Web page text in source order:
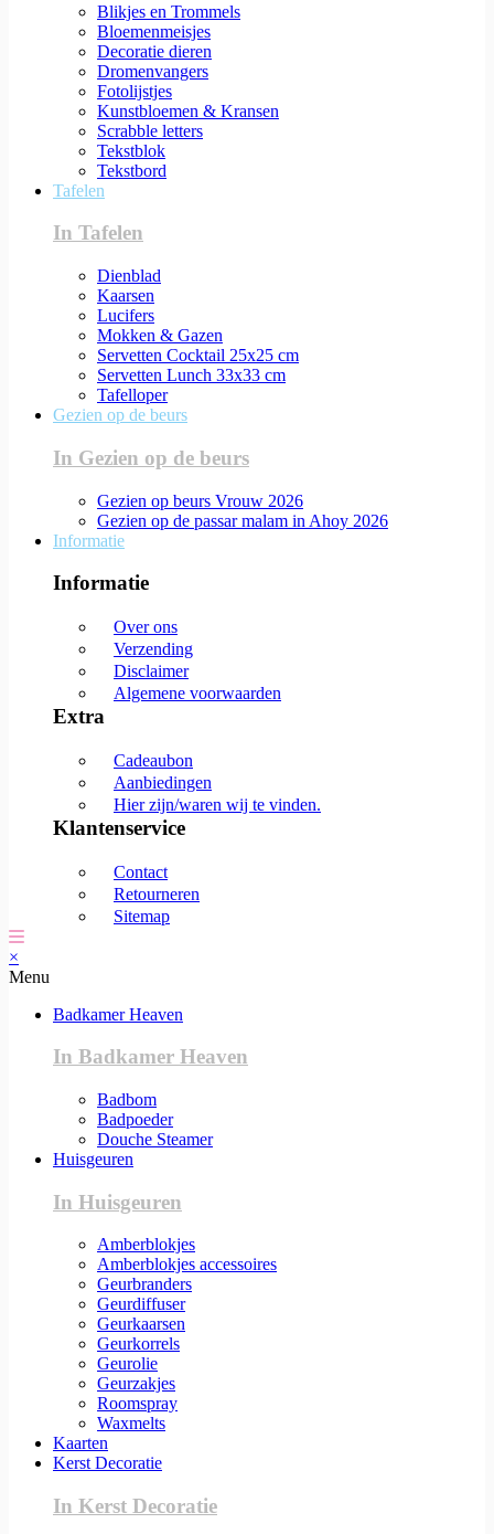
Blikjes en Trommels
Bloemenmeisjes
Decoratie dieren
Dromenvangers
Fotolijstjes
Kunstbloemen & Kransen
Scrabble letters
Tekstblok
Tekstbord
Tafelen
In Tafelen
Dienblad
Kaarsen
Lucifers
Mokken & Gazen
Servetten Cocktail 25x25 cm
Servetten Lunch 33x33 cm
Tafelloper
Gezien op de beurs
In Gezien op de beurs
Gezien op beurs Vrouw 2026
Gezien op de passar malam in Ahoy 2026
Informatie
Informatie
Over ons
Verzending
Disclaimer
Algemene voorwaarden
Extra
Cadeaubon
Aanbiedingen
Hier zijn/waren wij te vinden.
Klantenservice
Contact
Retourneren
Sitemap
×
Menu
Badkamer Heaven
In Badkamer Heaven
Badbom
Badpoeder
Douche Steamer
Huisgeuren
In Huisgeuren
Amberblokjes
Amberblokjes accessoires
Geurbranders
Geurdiffuser
Geurkaarsen
Geurkorrels
Geurolie
Geurzakjes
Roomspray
Waxmelts
Kaarten
Kerst Decoratie
In Kerst Decoratie